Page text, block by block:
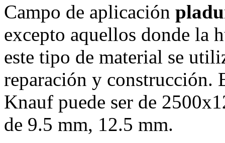
Campo de aplicación
excepto aquellos donde la
este tipo de material se
reparación y construcción.
Knauf puede ser de
de 9.5 mm, 12.5 mm.